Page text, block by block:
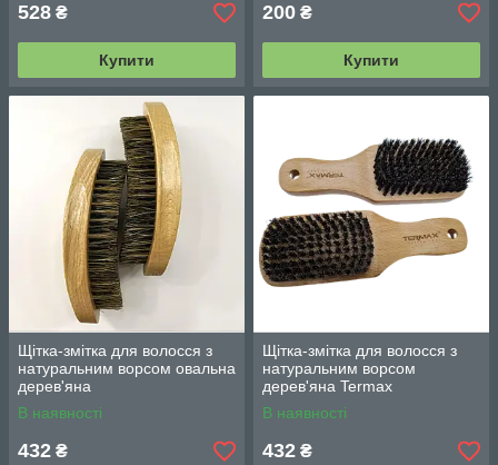
528 ₴
Купити
200 ₴
Купити
Щітка-змітка для волосся з
натуральним ворсом овальна
дерев'яна
В наявності
432 ₴
Щітка-змітка для волосся з
натуральним ворсом
дерев'яна Termax
В наявності
432 ₴